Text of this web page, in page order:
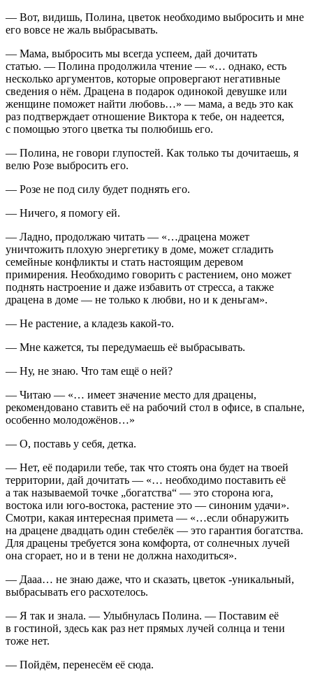
— Вот, видишь, Полина, цветок необходимо выбросить и мне
его вовсе не жаль выбрасывать.
— Мама, выбросить мы всегда успеем, дай дочитать
статью. — Полина продолжила чтение — «… однако, есть
несколько аргументов, которые опровергают негативные
сведения о нём. Драцена в подарок одинокой девушке или
женщине поможет найти любовь…» — мама, а ведь это как
раз подтверждает отношение Виктора к тебе, он надеется,
с помощью этого цветка ты полюбишь его.
— Полина, не говори глупостей. Как только ты дочитаешь, я
велю Розе выбросить его.
— Розе не под силу будет поднять его.
— Ничего, я помогу ей.
— Ладно, продолжаю читать — «…драцена может
уничтожить плохую энергетику в доме, может сгладить
семейные конфликты и стать настоящим деревом
примирения. Необходимо говорить с растением, оно может
поднять настроение и даже избавить от стресса, а также
драцена в доме — не только к любви, но и к деньгам».
— Не растение, а кладезь какой-то.
— Мне кажется, ты передумаешь её выбрасывать.
— Ну, не знаю. Что там ещё о ней?
— Читаю — «… имеет значение место для драцены,
рекомендовано ставить её на рабочий стол в офисе, в спальне,
особенно молодожёнов…»
— О, поставь у себя, детка.
— Нет, её подарили тебе, так что стоять она будет на твоей
территории, дай дочитать — «… необходимо поставить её
а так называемой точке „богатства“ — это сторона юга,
востока или юго-востока, растение это — синоним удачи».
Смотри, какая интересная примета — «…если обнаружить
на драцене двадцать один стебелёк — это гарантия богатства.
Для драцены требуется зона комфорта, от солнечных лучей
она сгорает, но и в тени не должна находиться».
— Дааа… не знаю даже, что и сказать, цветок -уникальный,
выбрасывать его расхотелось.
— Я так и знала. — Улыбнулась Полина. — Поставим её
в гостиной, здесь как раз нет прямых лучей солнца и тени
тоже нет.
— Пойдём, перенесём её сюда.